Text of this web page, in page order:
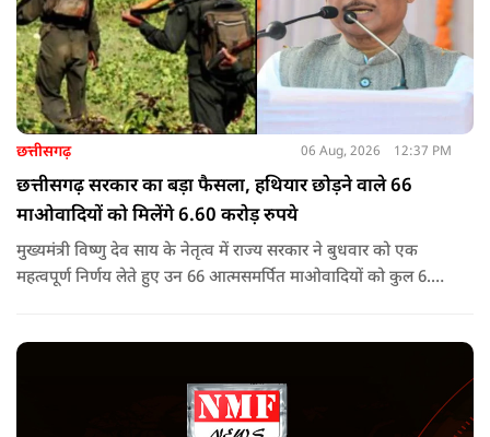
छत्तीसगढ़ 06 Aug, 2026 12:37 PM
छत्तीसगढ़ सरकार का बड़ा फैसला, हथियार छोड़ने वाले 66
माओवादियों को मिलेंगे 6.60 करोड़ रुपये
मुख्यमंत्री विष्णु देव साय के नेतृत्व में राज्य सरकार ने बुधवार को एक
महत्वपूर्ण निर्णय लेते हुए उन 66 आत्मसमर्पित माओवादियों को कुल 6.60